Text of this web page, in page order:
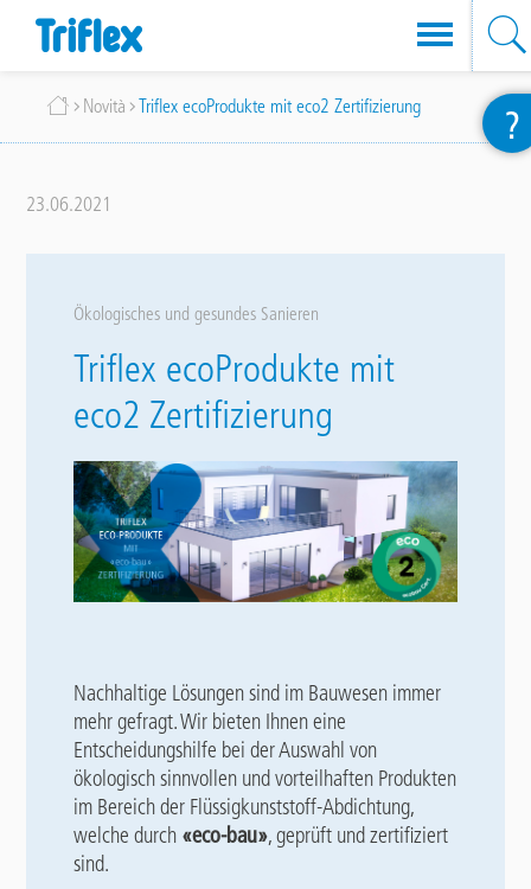
contenuto
Briciole
di
Novità Triflex ecoProdukte mit eco2 Zertifizierung
23.06.2021
Ökologisches und gesundes Sanieren
Triflex ecoProdukte mit
eco2 Zertifizierung
Nachhaltige Lösungen sind im Bauwesen immer
mehr gefragt. Wir bieten Ihnen eine
Entscheidungshilfe bei der Auswahl von
ökologisch sinnvollen und vorteilhaften Produkten
im Bereich der Flüssigkunststoff-Abdichtung,
welche durch «eco-bau», geprüft und zertifiziert
sind.
?